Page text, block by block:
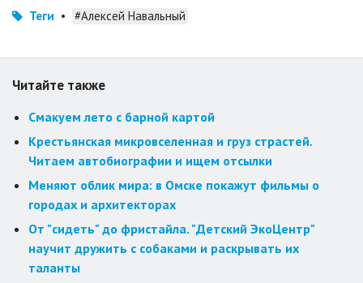
Теги • #Алексей Навальный
Читайте также
Смакуем лето с барной картой
Крестьянская микровселенная и груз страстей.
Читаем автобиографии и ищем отсылки
Меняют облик мира: в Омске покажут фильмы о
городах и архитекторах
От "сидеть" до фристайла. "Детский ЭкоЦентр"
научит дружить с собаками и раскрывать их
таланты